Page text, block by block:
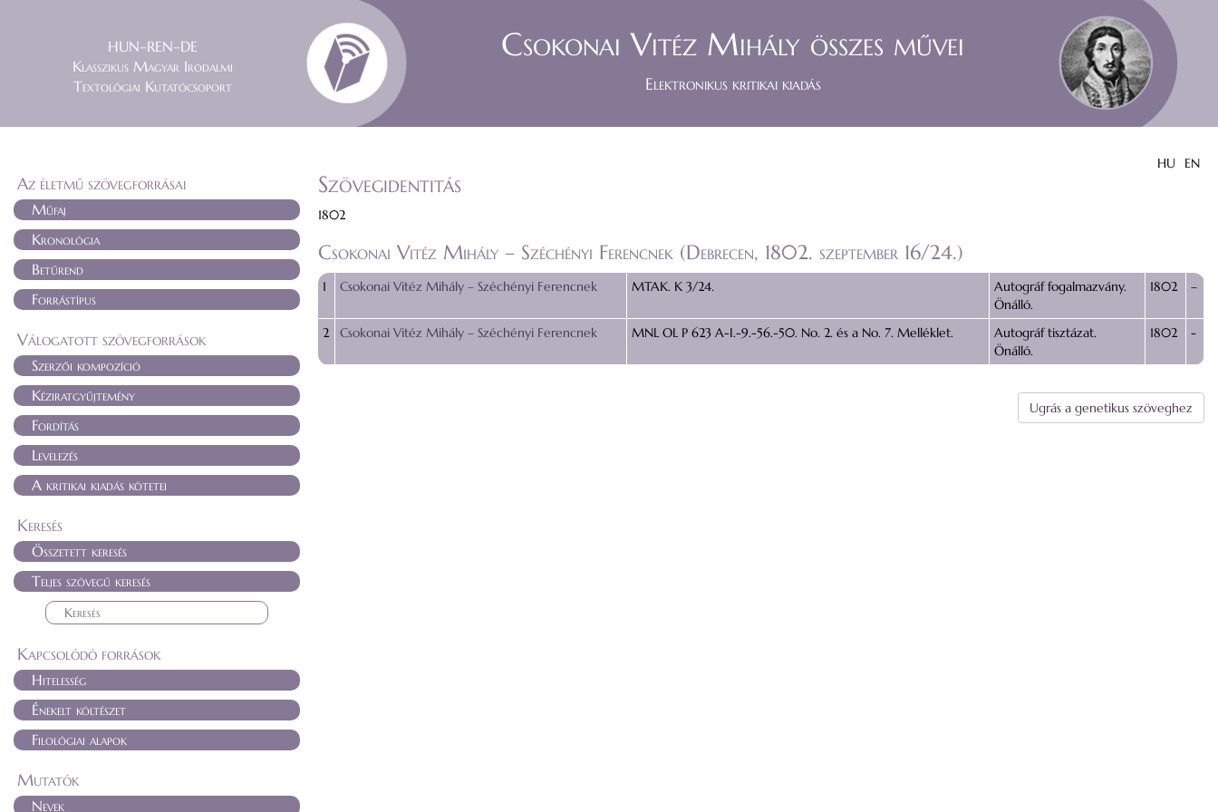
HUN–REN–DE
Klasszikus Magyar Irodalmi
Textológiai Kutatócsoport
Csokonai Vitéz Mihály összes művei
Elektronikus kritikai kiadás
HU EN
Az életmű szövegforrásai
Műfaj
Kronológia
Betűrend
Forrástípus
Válogatott szövegforrások
Szerzői kompozíció
Kéziratgyűjtemény
Fordítás
Levelezés
A kritikai kiadás kötetei
Keresés
Összetett keresés
Teljes szövegű keresés
Kapcsolódó források
Hitelesség
Énekelt költészet
Filológiai alapok
Mutatók
Nevek
Szövegidentitás
1802
Csokonai Vitéz Mihály – Széchényi Ferencnek (Debrecen, 1802. szeptember 16/24.)
1 Csokonai Vitéz Mihály – Széchényi Ferencnek MTAK. K 3/24.
Autográf fogalmazvány.
Önálló.
1802 –
2 Csokonai Vitéz Mihály – Széchényi Ferencnek MNL OL P 623 A-I.-9.-56.-50. No. 2. és a No. 7. Melléklet.
Autográf tisztázat.
Önálló.
1802 -
Ugrás a genetikus szöveghez